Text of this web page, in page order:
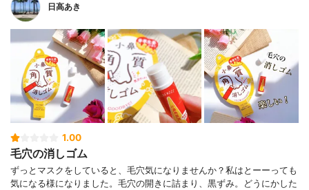
日高あき
1.00
毛穴の消しゴム
ずっとマスクをしていると、毛穴気になりませんか？私はとーーっても
気になる様になりました。毛穴の開きに詰まり、黒ずみ。どうにかした